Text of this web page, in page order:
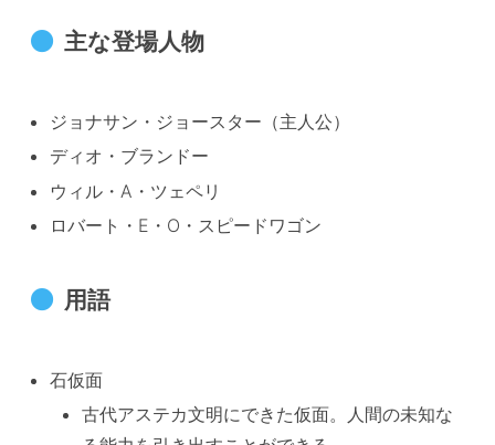
主な登場人物
ジョナサン・ジョースター（主人公）
ディオ・ブランドー
ウィル・A・ツェペリ
ロバート・E・O・スピードワゴン
用語
石仮面
古代アステカ文明にできた仮面。人間の未知な